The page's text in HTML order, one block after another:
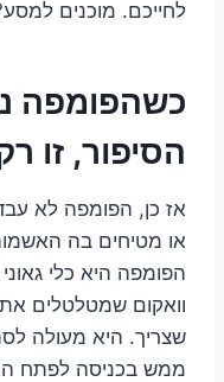
לחייכם. מוכנים
כשהפומפה
הסיפור, זו
אז כן, הפומפה לא
או מטיחים בה
הפומפה היא כלי
וואקום שמטלטלים
שצריך. היא מעולה
ממש בכניסה לפתח